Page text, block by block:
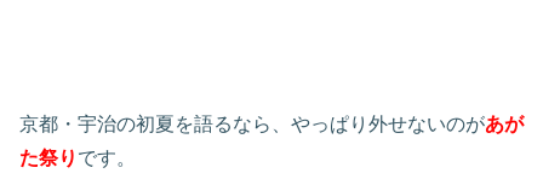
京都・宇治の初夏を語るなら、やっぱり外せないのがあが
た祭り です。